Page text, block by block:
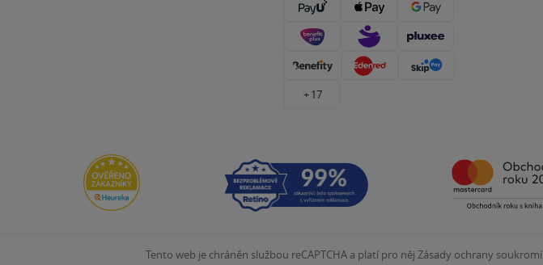
+ 17
Tento web je chráněn službou reCAPTCHA a platí pro něj Zásady ochrany soukromí